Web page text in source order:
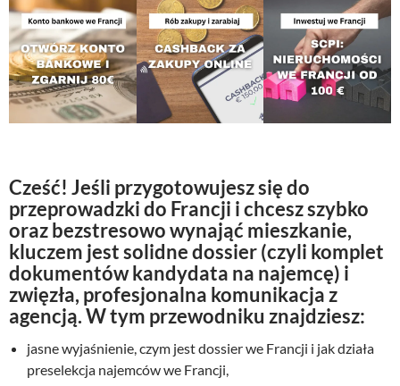
Cześć! Jeśli przygotowujesz się do
przeprowadzki do Francji i chcesz szybko
oraz bezstresowo wynająć mieszkanie,
kluczem jest solidne dossier (czyli komplet
dokumentów kandydata na najemcę) i
zwięzła, profesjonalna komunikacja z
agencją. W tym przewodniku znajdziesz:
jasne wyjaśnienie, czym jest dossier we Francji i jak działa
preselekcja najemców we Francji,